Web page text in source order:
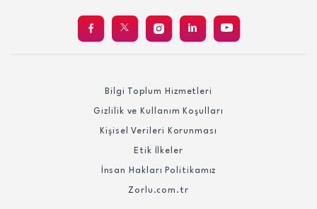
Bilgi Toplum Hizmetleri
Gizlilik ve Kullanım Koşulları
Kişisel Verileri Korunması
Etik İlkeler
İnsan Hakları Politikamız
Zorlu.com.tr